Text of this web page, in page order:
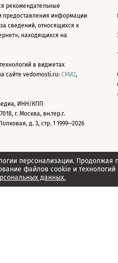
персонализации. Продолжая
файлов cookie и
данных.
рекомендательные
предоставления информации
сведений, относящихся к
находящихся на
в виджетах
сайте vedomosti.ru: СМИ2,
ИНН/КПП
г. Москва, вн.тер.г.
д. 3, стр. 1 1999—2026